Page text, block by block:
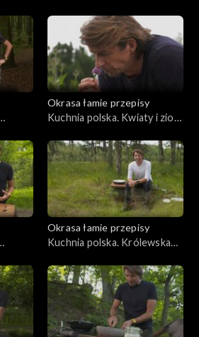
Okrasa łamie przepisy
Kuchnia polska. Kwiaty i zioła
Okrasa łamie przepisy
Kuchnia polska. Królewska